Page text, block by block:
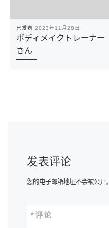
已发表 2023年11月28日
ボディメイクトレーナー
さん
发表评论
您的电子邮箱地址不会被公开。
评论
*